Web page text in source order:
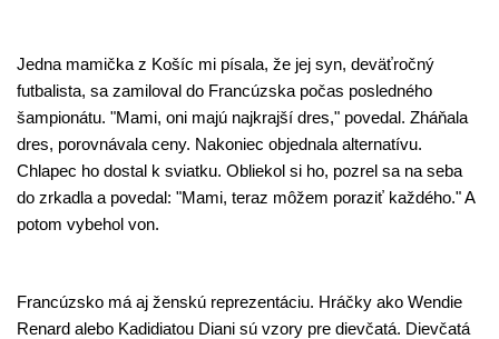
Jedna mamička z Košíc mi písala, že jej syn, deväťročný
futbalista, sa zamiloval do Francúzska počas posledného
šampionátu. "Mami, oni majú najkrajší dres," povedal. Zháňala
dres, porovnávala ceny. Nakoniec objednala alternatívu.
Chlapec ho dostal k sviatku. Obliekol si ho, pozrel sa na seba
do zrkadla a povedal: "Mami, teraz môžem poraziť každého." A
potom vybehol von.
Francúzsko má aj ženskú reprezentáciu. Hráčky ako Wendie
Renard alebo Kadidiatou Diani sú vzory pre dievčatá. Dievčatá